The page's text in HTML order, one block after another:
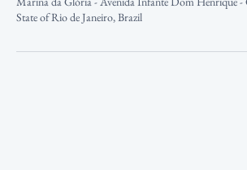
State of Rio de Janeiro, Brazil